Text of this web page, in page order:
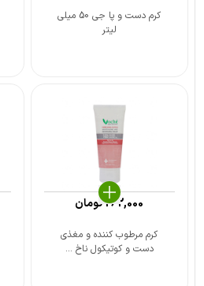
کرم دست و پا جی 50 میلی
لیتر
کرم مرطوب کننده و مغذی
دست و کوتیکول ناخ ...
262,000تومان